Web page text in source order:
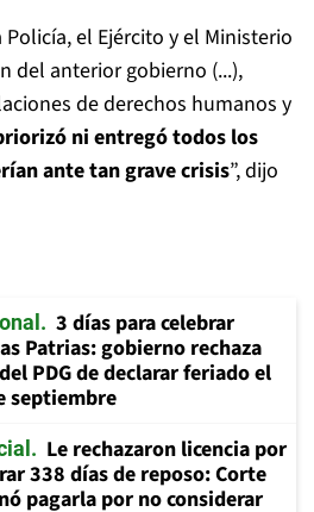
el Ejército y el Ministerio
del anterior gobierno (...),
de derechos humanos y
ni entregó todos los
ante tan grave crisis”, dijo
3 días para celebrar
Patrias: gobierno rechaza
PDG de declarar feriado el
septiembre
Le rechazaron licencia por
338 días de reposo: Corte
pagarla por no considerar